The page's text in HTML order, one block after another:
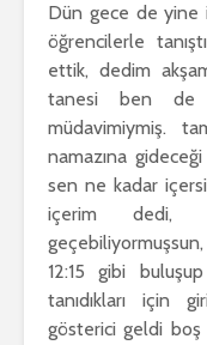
Dün gece de yine
öğrencilerle
ettik, dedim
tanesi ben de
müdavimiymiş.
namazına
sen ne kadar
içerim dedi,
12:15 gibi
tanıdıkları için
gösterici geldi boş